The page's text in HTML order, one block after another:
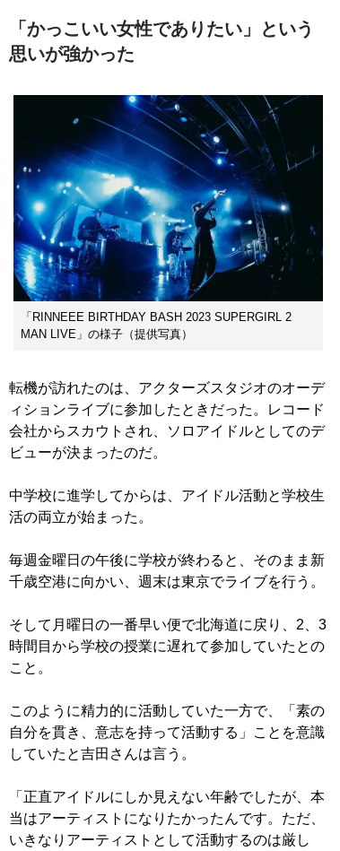
「かっこいい女性でありたい」という
思いが強かった
「RINNEEE BIRTHDAY BASH 2023 SUPERGIRL 2
MAN LIVE」の様子（提供写真）
転機が訪れたのは、アクターズスタジオのオーデ
ィションライブに参加したときだった。レコード
会社からスカウトされ、ソロアイドルとしてのデ
ビューが決まったのだ。
中学校に進学してからは、アイドル活動と学校生
活の両立が始まった。
毎週金曜日の午後に学校が終わると、そのまま新
千歳空港に向かい、週末は東京でライブを行う。
そして月曜日の一番早い便で北海道に戻り、2、3
時間目から学校の授業に遅れて参加していたとの
こと。
このように精力的に活動していた一方で、「素の
自分を貫き、意志を持って活動する」ことを意識
していたと吉田さんは言う。
「正直アイドルにしか見えない年齢でしたが、本
当はアーティストになりたかったんです。ただ、
いきなりアーティストとして活動するのは厳し